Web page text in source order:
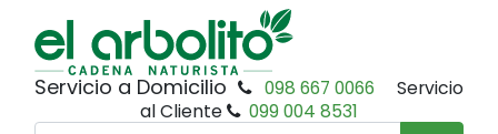
Servicio a Domicilio 098 667 0066
Servicio
al Cliente
099 004 8531